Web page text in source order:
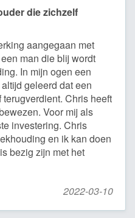
die zichzelf
aangegaan met
man die blij wordt
In mijn ogen een
geleerd dat een
Chris heeft
Voor mij als
investering. Chris
en ik kan doen
bezig zijn met het
2022-03-10